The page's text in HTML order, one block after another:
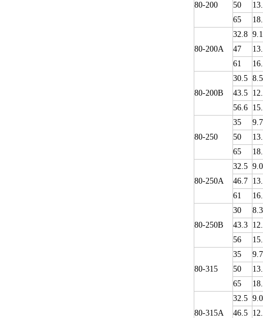
80-200
50
65
80-200A
32.8 9.1
47
61
80-200B
30.5 8.5
43.5
56.6
80-250
35
50
65
80-250A
32.5 9.0
46.7
61
80-250B
30
8.3
43.3
56
80-315
35
50
65
80-315A
32.5 9.0
46.5